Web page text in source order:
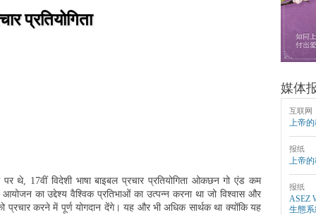
प्रतियोगिता
17वीं विदेशी भाषा बाइबल प्रचार प्रतियोगिता ओकछन गो एंड कम
का उद्देश्य वैश्विक प्रतिभाओं का उत्पन्न करना था जो विश्वास और
प्रचार करने में पूर्ण योगदान देंगे। यह और भी अधिक सार्थक था क्योंकि यह
媒体
互联网
上帝的
报纸
上帝的
报纸
ASEZ
生態